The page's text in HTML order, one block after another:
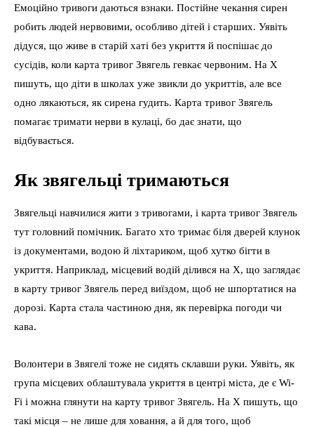
Емоційно тривоги даються взнаки. Постійне чекання сирен
робить людей нервовими, особливо дітей і старших. Уявіть
дідуся, що живе в старій хаті без укриття й поспішає до
сусідів, коли карта тривог Звягель гевкає червоним. На X
пишуть, що діти в школах уже звикли до укриттів, але все
одно лякаються, як сирена гудить. Карта тривог Звягель
помагає тримати нерви в кулаці, бо дає знати, що
відбувається.
Як звягельці тримаються
Звягельці навчилися жити з тривогами, і карта тривог Звягель
тут головний помічник. Багато хто тримає біля дверей клунок
із документами, водою й ліхтариком, щоб хутко бігти в
укриття. Наприклад, місцевий водій ділився на X, що заглядає
в карту тривог Звягель перед виїздом, щоб не шпортатися на
дорозі. Карта стала частиною дня, як перевірка погоди чи
кава.
Волонтери в Звягелі тоже не сидять склавши руки. Уявіть, як
група місцевих облаштувала укриття в центрі міста, де є Wi-
Fi і можна глянути на карту тривог Звягель. На X пишуть, що
такі місця – не лише для ховання, а й для того, щоб